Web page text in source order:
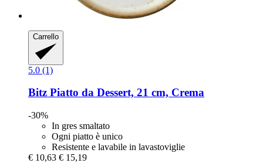
Carrello
5.0 (1)
Bitz Piatto da Dessert, 21 cm, Crema
-30%
In gres smaltato
Ogni piatto è unico
Resistente e lavabile in lavastoviglie
€ 10,63 € 15,19